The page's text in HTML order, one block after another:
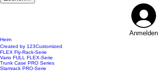
Anmelden
Heim
Created by 123Customized
FLEX Fly-Rack-Serie
Vario FULL FLEX-Serie
Trunk Case PRO Series
Slamrack PRO-Serie